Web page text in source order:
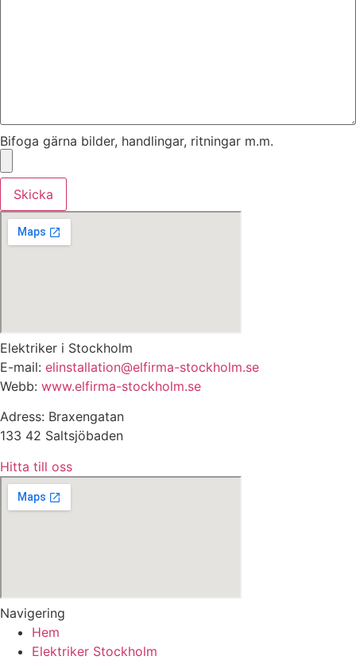
Bifoga gärna bilder, handlingar, ritningar m.m.
Skicka
Elektriker i Stockholm
E-mail: elinstallation@elfirma-stockholm.se
Webb: www.elfirma-stockholm.se
Adress: Braxengatan
133 42 Saltsjöbaden
Hitta till oss
Navigering
Hem
Elektriker Stockholm